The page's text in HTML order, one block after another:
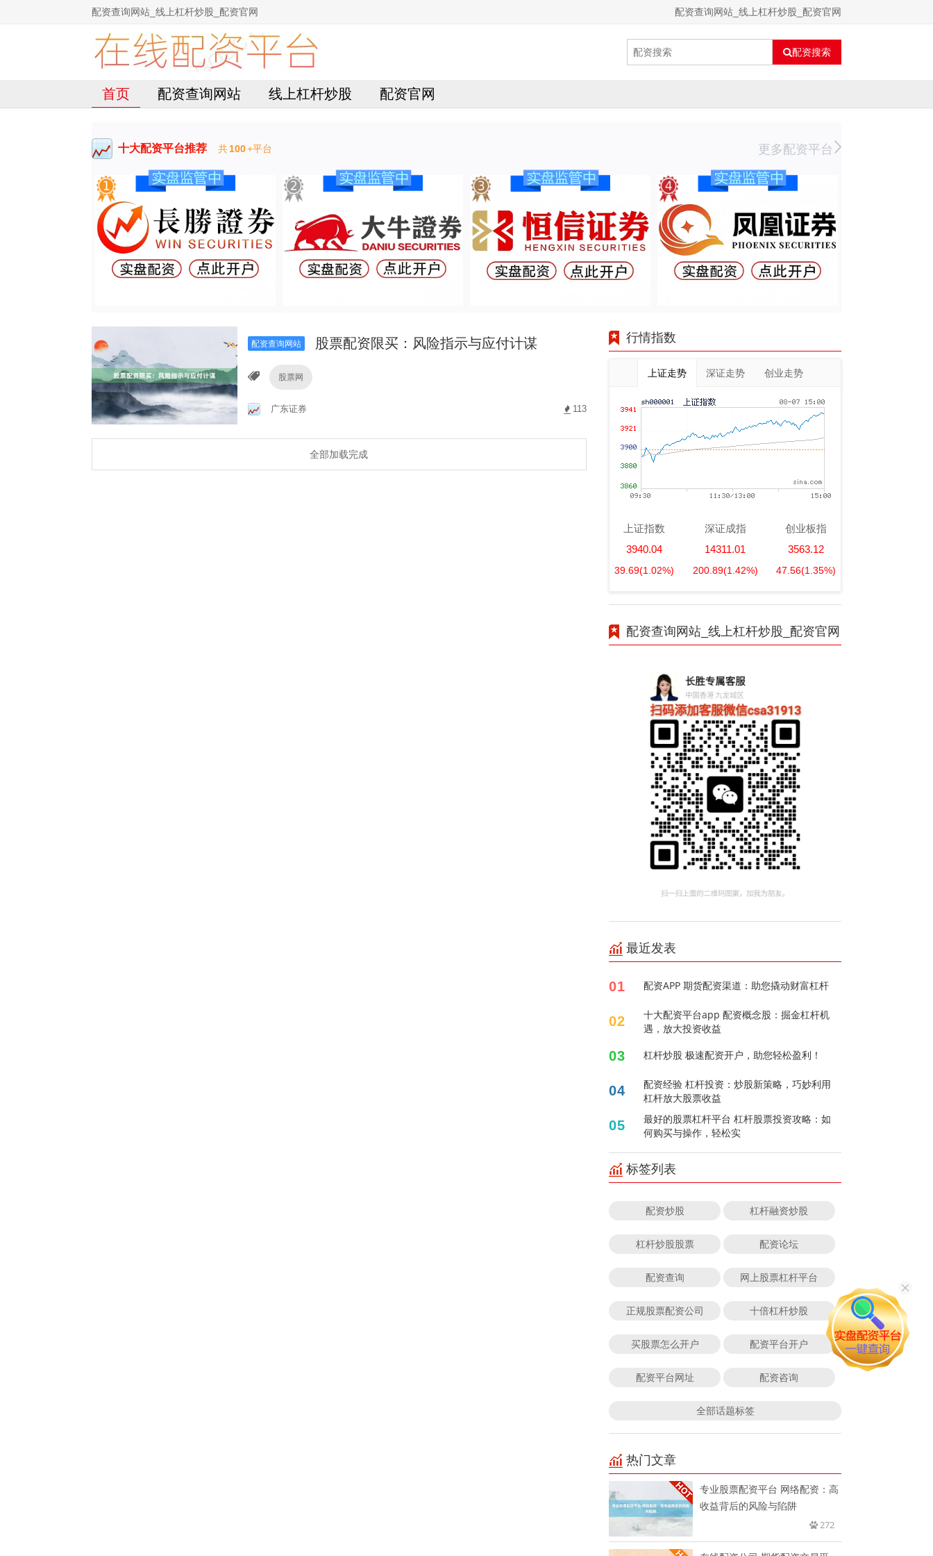
配资查询网站_线上杠杆炒股_配资官网 配资查询网站_线上杠杆炒股_配资官网
配资搜索
首页 配资查询网站 线上杠杆炒股 配资官网
十大配资平台推荐 共100+平台 更多配资平台
配资查询网站 股票配资限买：风险指示与应付计谋
股票网
广东证券 113
全部加载完成
行情指数
上证走势 深证走势 创业走势
上证指数
3940.04
39.69(1.02%)
深证成指
14311.01
200.89(1.42%)
创业板指
3563.12
47.56(1.35%)
配资查询网站_线上杠杆炒股_配资官网
最近发表
01 配资APP 期货配资渠道：助您撬动财富杠杆
02
十大配资平台app 配资概念股：掘金杠杆机
遇，放大投资收益
03 杠杆炒股 极速配资开户，助您轻松盈利！
04
配资经验 杠杆投资：炒股新策略，巧妙利用
杠杆放大股票收益
05
最好的股票杠杆平台 杠杆股票投资攻略：如
何购买与操作，轻松实
标签列表
配资炒股 杠杆融资炒股
杠杆炒股股票 配资论坛
配资查询 网上股票杠杆平台
正规股票配资公司 十倍杠杆炒股
买股票怎么开户 配资平台开户
配资平台网址 配资咨询
全部话题标签
热门文章
专业股票配资平台 网络配资：高
收益背后的风险与陷阱
272